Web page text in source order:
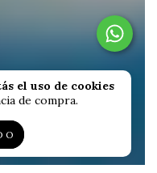
el uso de cookies
de compra.